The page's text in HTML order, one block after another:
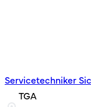
Servicetechniker
TGA